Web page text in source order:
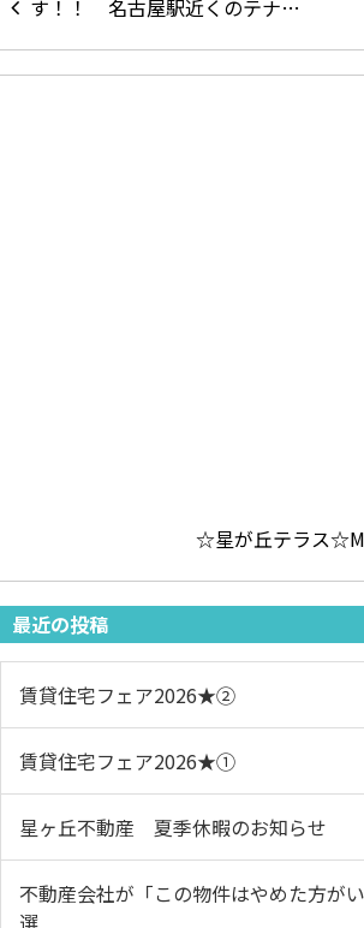
名古屋駅近くのテナ…
☆星が丘テラス
最近の投稿
賃貸住宅フェア2026★➁
賃貸住宅フェア2026★①
星ヶ丘不動産 夏季休暇のお知らせ
不動産会社が「この物件はやめた方が
選